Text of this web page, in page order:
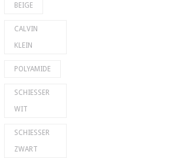
BEIGE
CALVIN
KLEIN
POLYAMIDE
SCHIESSER
WIT
SCHIESSER
ZWART